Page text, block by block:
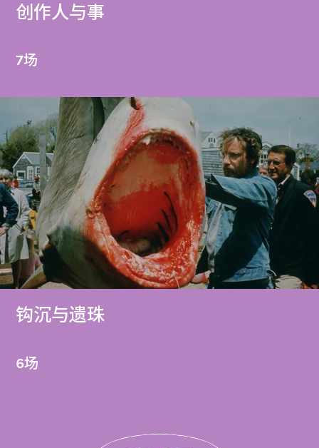
创作人与事
7场
钩沉与遗珠
6场